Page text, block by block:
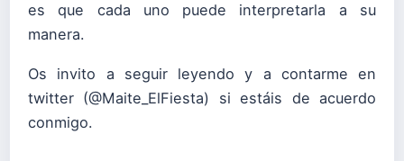
es que cada uno puede interpretarla a su
manera.
Os invito a seguir leyendo y a contarme en
twitter (@Maite_ElFiesta) si estáis de acuerdo
conmigo.